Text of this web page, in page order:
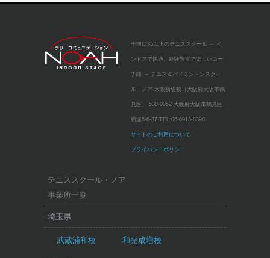
全国に35以上のテニススクール ～ イ
ンドアで快適、経験豊富で楽しいコー
チ陣 ～ テニス＆バドミントンスクー
ル・ノア 大阪横堤校（大阪府大阪市鶴
見区） 538-0052 大阪府大阪市鶴見区
横堤5-6-37 TEL:06-6913-8390
サイトのご利用について
プライバシーポリシー
テニススクール・ノア
事業所一覧
埼玉県
武蔵浦和校 和光成増校